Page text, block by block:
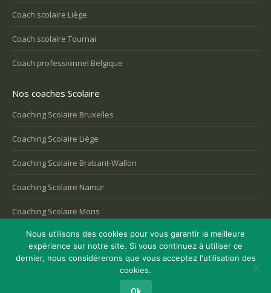
Coach scolaire Liège
Coach scolaire Tournai
Coach professionnel Belgique
Nos coaches Scolaire
Coaching Scolaire Bruxelles
Coaching Scolaire Liège
Coaching Scolaire Brabant-Wallon
Coaching Scolaire Namur
Coaching Scolaire Mons
Copyright © 2026Coaching Belgique , tous droits réservés.
Privium – Des services qui soutiennent vos soins. Pour
psychologues, psychotherapeutes et hypnotherapeutes.
Nous utilisons des cookies pour vous garantir la meilleure
expérience sur notre site. Si vous continuez à utiliser ce
dernier, nous considérerons que vous acceptez l'utilisation des
cookies.